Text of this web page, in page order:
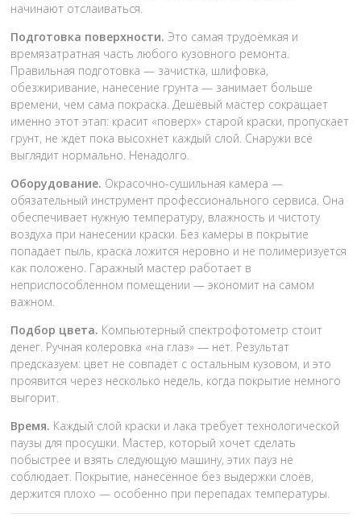
начинают отслаиваться.
Подготовка поверхности. Это самая трудоёмкая и
времязатратная часть любого кузовного ремонта.
Правильная подготовка — зачистка, шлифовка,
обезжиривание, нанесение грунта — занимает больше
времени, чем сама покраска. Дешёвый мастер сокращает
именно этот этап: красит «поверх» старой краски, пропускает
грунт, не ждёт пока высохнет каждый слой. Снаружи всё
выглядит нормально. Ненадолго.
Оборудование. Окрасочно-сушильная камера —
обязательный инструмент профессионального сервиса. Она
обеспечивает нужную температуру, влажность и чистоту
воздуха при нанесении краски. Без камеры в покрытие
попадает пыль, краска ложится неровно и не полимеризуется
как положено. Гаражный мастер работает в
неприспособленном помещении — экономит на самом
важном.
Подбор цвета. Компьютерный спектрофотометр стоит
денег. Ручная колеровка «на глаз» — нет. Результат
предсказуем: цвет не совпадёт с остальным кузовом, и это
проявится через несколько недель, когда покрытие немного
выгорит.
Время. Каждый слой краски и лака требует технологической
паузы для просушки. Мастер, который хочет сделать
побыстрее и взять следующую машину, этих пауз не
соблюдает. Покрытие, нанесённое без выдержки слоёв,
держится плохо — особенно при перепадах температуры.